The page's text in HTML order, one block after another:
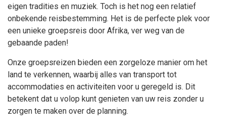
eigen tradities en muziek. Toch is het nog een relatief
onbekende reisbestemming. Het is de perfecte plek voor
een unieke groepsreis door Afrika, ver weg van de
gebaande paden!
Onze groepsreizen bieden een zorgeloze manier om het
land te verkennen, waarbij alles van transport tot
accommodaties en activiteiten voor u geregeld is. Dit
betekent dat u volop kunt genieten van uw reis zonder u
zorgen te maken over de planning.